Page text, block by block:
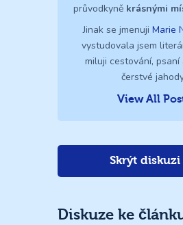
průvodkyně krásnými
Jinak se jmenuji Marie
vystudovala jsem
miluji cestování, psaní
čerstvé
View All
Skrýt diskuzi
Diskuze ke